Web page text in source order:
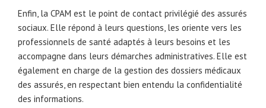
Enfin, la CPAM est le point de contact privilégié des assurés
sociaux. Elle répond à leurs questions, les oriente vers les
professionnels de santé adaptés à leurs besoins et les
accompagne dans leurs démarches administratives. Elle est
également en charge de la gestion des dossiers médicaux
des assurés, en respectant bien entendu la confidentialité
des informations.